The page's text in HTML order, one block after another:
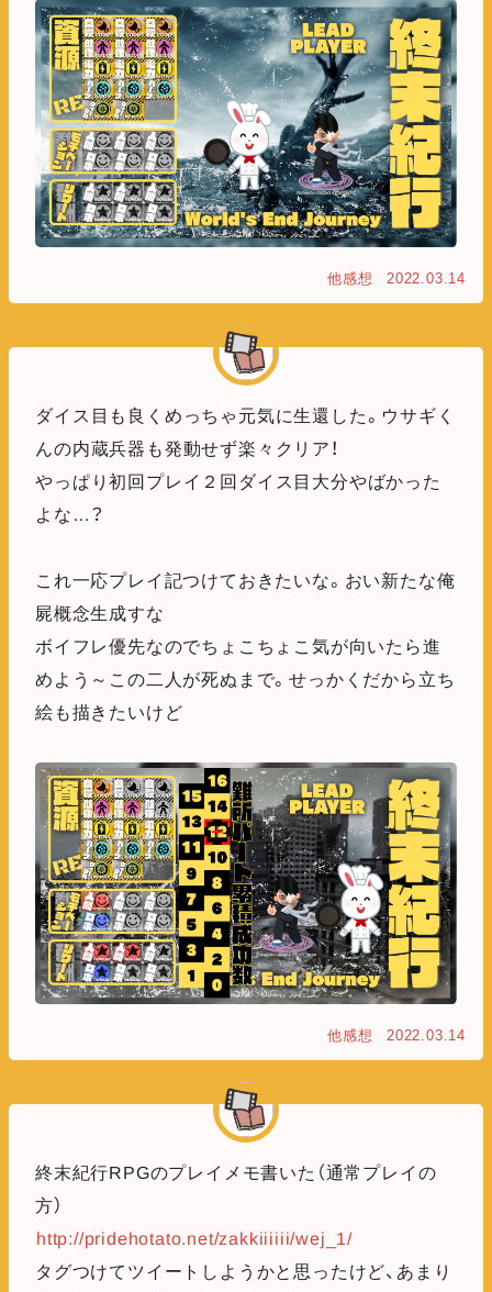
他感想 2022.03.14
ダイス目も良くめっちゃ元気に生還した。ウサギく
んの内蔵兵器も発動せず楽々クリア！
やっぱり初回プレイ２回ダイス目大分やばかった
よな…？
これ一応プレイ記つけておきたいな。おい新たな俺
屍概念生成すな
ボイフレ優先なのでちょこちょこ気が向いたら進
めよう～この二人が死ぬまで。せっかくだから立ち
絵も描きたいけど
他感想 2022.03.14
終末紀行RPGのプレイメモ書いた（通常プレイの
方）
http://pridehotato.net/zakkiiiiii/wej_1/
タグつけてツイートしようかと思ったけど、あまり